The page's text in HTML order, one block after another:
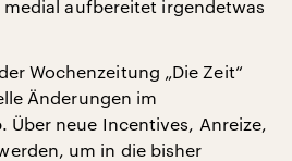
aufbereitet irgendetwas
Wochenzeitung „Die Zeit“
Änderungen im
Über neue Incentives, Anreize,
um in die bisher